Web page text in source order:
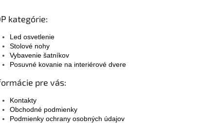
kategórie:
Led osvetlenie
Stolové nohy
Vybavenie šatníkov
Posuvné kovanie na interiérové dvere
pre vás:
Kontakty
Obchodné podmienky
Podmienky ochrany osobných údajov